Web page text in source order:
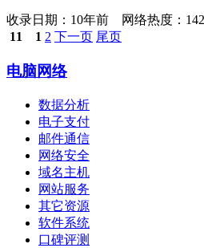
收录日期： 10年前 网络热度：
11
1 2 下一页 尾页
电脑网络
数据分析
电子支付
邮件通信
网络安全
域名主机
网站服务
其它资源
软件系统
口碑评测